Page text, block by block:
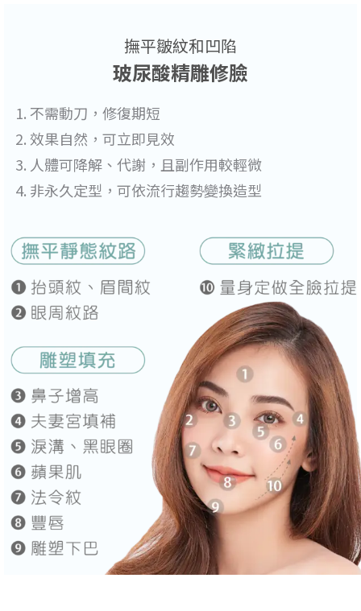
撫平皺紋和凹陷
玻尿酸精雕修臉
不需動刀，修復期短
效果自然，可立即見效
人體可降解、代謝，且副作用較輕微
非永久定型，可依流行趨勢變換造型